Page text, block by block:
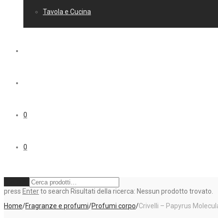
Tavola e Cucina
0
0
press Enterto search Risultati della ricerca: Nessun prodotto trovato.
Home/Fragranze e profumi/Profumi corpo/Crivelli – Papyrus